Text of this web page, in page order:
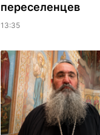
переселенцев
13:35